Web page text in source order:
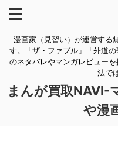
漫画家（見習い）が運営する
す。「ザ・ファブル」「外道
のネタバレやマンガレビュー
法で
まんが買取NAVI-
や漫